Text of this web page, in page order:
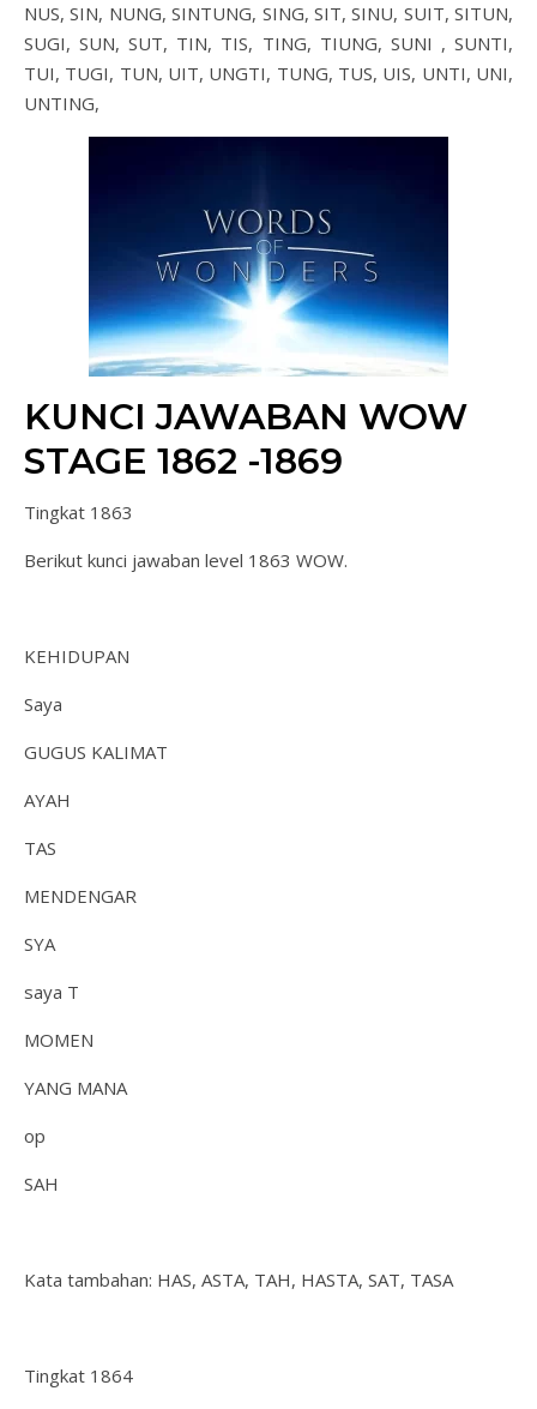
NUS, SIN, NUNG, SINTUNG, SING, SIT, SINU, SUIT, SITUN,
SUGI, SUN, SUT, TIN, TIS, TING, TIUNG, SUNI , SUNTI,
TUI, TUGI, TUN, UIT, UNGTI, TUNG, TUS, UIS, UNTI, UNI,
UNTING,
KUNCI JAWABAN WOW
STAGE 1862 -1869
Tingkat 1863
Berikut kunci jawaban level 1863 WOW.
KEHIDUPAN
Saya
GUGUS KALIMAT
AYAH
TAS
MENDENGAR
SYA
saya T
MOMEN
YANG MANA
op
SAH
Kata tambahan: HAS, ASTA, TAH, HASTA, SAT, TASA
Tingkat 1864